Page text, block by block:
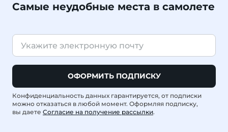
Самые неудобные места в самолете
ОФОРМИТЬ ПОДПИСКУ
Конфиденциальность данных гарантируется, от подписки
можно отказаться в любой момент. Оформляя подписку,
вы даете Согласие на получение рассылки.